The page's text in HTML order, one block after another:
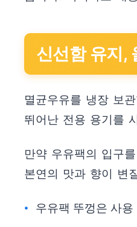
신선함 유지,
멸균우유를 냉장 보
뛰어난 전용 용기를
만약 우유팩의 입구
본연의 맛과 향이 변
우유팩 뚜껑은 사